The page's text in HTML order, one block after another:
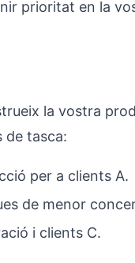
prioritat en la
la vostra
de tasca:
per a clients A.
de menor
i clients C.